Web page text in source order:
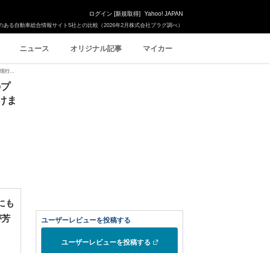
る自動車総合情報サイト5社との比較（2026年2月株式会社プラグ調べ）
ログイン [新規取得] Yahoo! JAPAN
ニュース オリジナル記事 マイカー
行...
ま
も
ユーザーレビューを投稿する
ユーザーレビューを投稿する